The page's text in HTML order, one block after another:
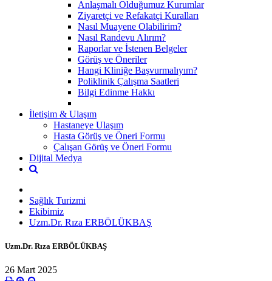
Anlaşmalı Olduğumuz Kurumlar
Ziyaretçi ve Refakatçi Kuralları
Nasıl Muayene Olabilirim?
Nasıl Randevu Alırım?
Raporlar ve İstenen Belgeler
Görüş ve Öneriler
Hangi Kliniğe Başvurmalıyım?
Poliklinik Çalışma Saatleri
Bilgi Edinme Hakkı
İletişim & Ulaşım
Hastaneye Ulaşım
Hasta Görüş ve Öneri Formu
Çalışan Görüş ve Öneri Formu
Dijital Medya
Sağlık Turizmi
Ekibimiz
Uzm.Dr. Rıza ERBÖLÜKBAŞ
Uzm.Dr. Rıza ERBÖLÜKBAŞ
26 Mart 2025